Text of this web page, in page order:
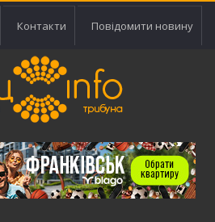
Контакти Повідомити новину